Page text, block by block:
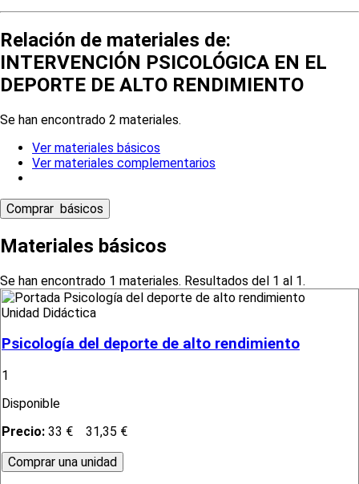
Relación de materiales de:
INTERVENCIÓN PSICOLÓGICA EN EL
DEPORTE DE ALTO RENDIMIENTO
Se han encontrado 2 materiales.
Ver materiales básicos
Ver materiales complementarios
Materiales básicos
Se han encontrado 1 materiales. Resultados del 1 al 1.
Unidad Didáctica
Psicología del deporte de alto rendimiento
1
Disponible
Precio: 33 € 31,35 €